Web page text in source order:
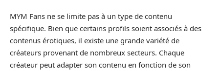
MYM Fans ne se limite pas à un type de contenu
spécifique. Bien que certains profils soient associés à des
contenus érotiques, il existe une grande variété de
créateurs provenant de nombreux secteurs. Chaque
créateur peut adapter son contenu en fonction de son